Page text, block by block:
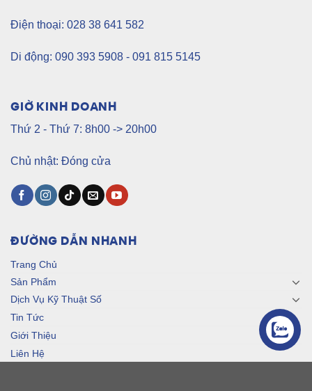
Điện thoại: 028 38 641 582
Di động: 090 393 5908 - 091 815 5145
GIỜ KINH DOANH
Thứ 2 - Thứ 7: 8h00 -> 20h00
Chủ nhật: Đóng cửa
ĐƯỜNG DẪN NHANH
Trang Chủ
Sản Phẩm
Dịch Vụ Kỹ Thuật Số
Tin Tức
Giới Thiệu
Liên Hệ
Liên Hệ